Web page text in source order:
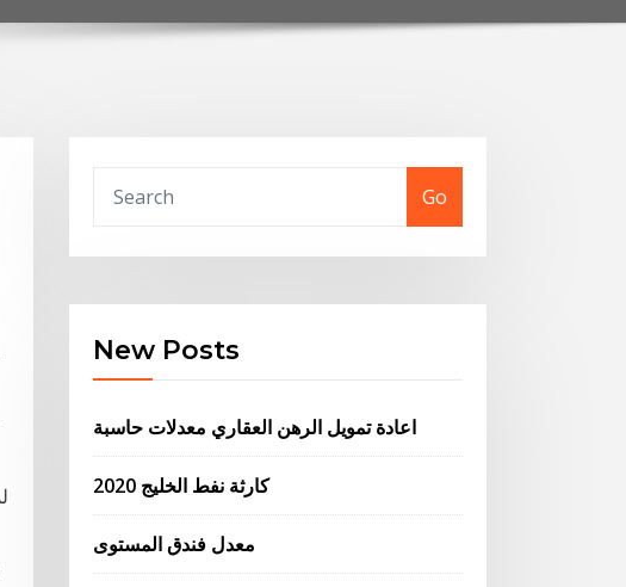
Go
New Posts
اعادة تمويل الرهن العقاري معدلات حاسبة
كارثة نفط الخليج 2020
معدل فندق المستوى